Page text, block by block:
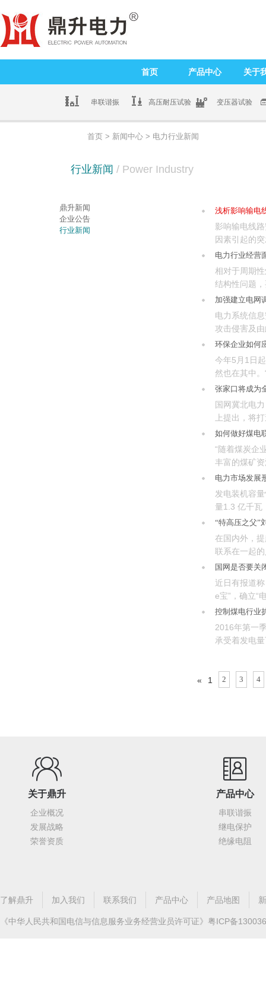
首页 产品中心 关于
串联谐振 高压耐压试验 变压器试验
首页 > 新闻中心 > 电力行业新闻
行业新闻 / Power Industry
鼎升新闻
企业公告
行业新闻
浅析影响输电
影响输电线
因素引起的
时...
电力行业经营
相对于周期
结构性问题
到...
加强建立电网
电力系统信
攻击侵害及
行，...
环保企业如何
今年5月1日
然也在其中
张家口将成为
国网冀北电
上提出，将
如何做好煤电
“随着煤炭企
丰富的煤矿
电力市场发展
发电装机容
量1.3 亿千瓦
“特高压之父”
在国内外，
联系在一起
国网是否要关
近日有报道
e宝”，确立“
控制煤电行业
2016年第一
承受着发电
« 1 2 3 4
关于鼎升
企业概况
发展战略
荣誉资质
产品中心
串联谐振
继电保护
绝缘电阻
了解鼎升 加入我们 联系我们 产品中心 产品地图
《中华人民共和国电信与信息服务业务经营业员许可证》 粤ICP备